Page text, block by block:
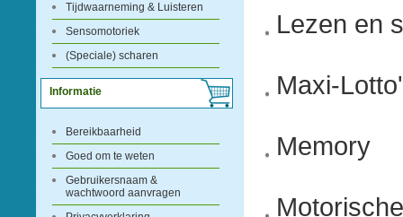
Tijdwaarneming & Luisteren
Sensomotoriek
(Speciale) scharen
Informatie
Bereikbaarheid
Goed om te weten
Gebruikersnaam &
wachtwoord aanvragen
Lezen en
Maxi-
Memory